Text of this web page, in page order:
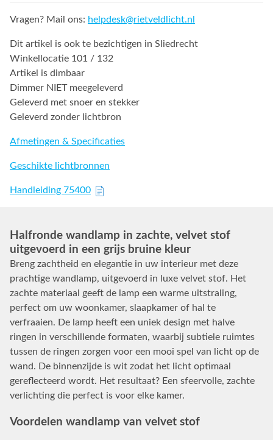
Vragen? Mail ons: helpdesk@rietveldlicht.nl
Dit artikel is ook te bezichtigen in Sliedrecht
Winkellocatie 101 / 132
Artikel is dimbaar
Dimmer NIET meegeleverd
Geleverd met snoer en stekker
Geleverd zonder lichtbron
Afmetingen & Specificaties
Geschikte lichtbronnen
Handleiding 75400
Halfronde wandlamp in zachte, velvet stof
uitgevoerd in een grijs bruine kleur
Breng zachtheid en elegantie in uw interieur met deze
prachtige wandlamp, uitgevoerd in luxe velvet stof. Het
zachte materiaal geeft de lamp een warme uitstraling,
perfect om uw woonkamer, slaapkamer of hal te
verfraaien. De lamp heeft een uniek design met halve
ringen in verschillende formaten, waarbij subtiele ruimtes
tussen de ringen zorgen voor een mooi spel van licht op de
wand. De binnenzijde is wit zodat het licht optimaal
gereflecteerd wordt. Het resultaat? Een sfeervolle, zachte
verlichting die perfect is voor elke kamer.
Voordelen wandlamp van velvet stof